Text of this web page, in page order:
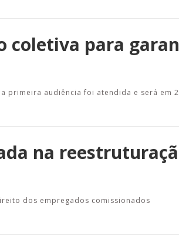
coletiva para
primeira audiência foi atendida e será em
na
dos empregados comissionados